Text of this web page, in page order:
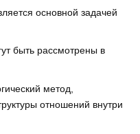
основной задачей
быть рассмотрены в
метод,
отношений внутри